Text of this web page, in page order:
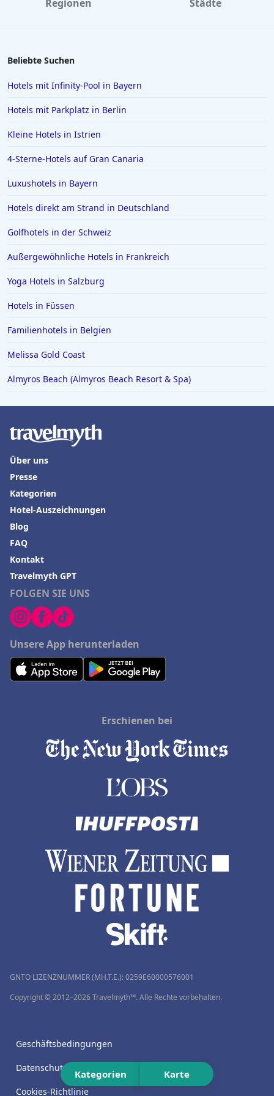
Hotels in Fulda
Hotels im Sauerland
Hotels in Bardolino
Hotels auf den Malediven
Hotels in Brühl
Hotels in Ramsau im Zillertal
Hotels in Bad Tölz
Hotels in Basel
Hotels in Detmold
Kategorien Karte
Regionen Städte
Beliebte Suchen
Hotels mit Infinity-Pool in Bayern
Hotels mit Parkplatz in Berlin
Kleine Hotels in Istrien
4-Sterne-Hotels auf Gran Canaria
Luxushotels in Bayern
Hotels direkt am Strand in Deutschland
Golfhotels in der Schweiz
Außergewöhnliche Hotels in Frankreich
Yoga Hotels in Salzburg
Hotels in Füssen
Familienhotels in Belgien
Melissa Gold Coast
Almyros Beach (Almyros Beach Resort & Spa)
FOLGEN SIE UNS
Unsere App herunterladen
Über uns
Presse
Kategorien
Hotel-Auszeichnungen
Blog
FAQ
Kontakt
Travelmyth GPT
Erschienen bei
GNTO LIZENZNUMMER (MH.T.E.): 0259Ε60000576001
Copyright © 2012–2026 Travelmyth™. Alle Rechte vorbehalten.
Geschäftsbedingungen
Datenschutzrichtlinie
Cookies-Richtlinie